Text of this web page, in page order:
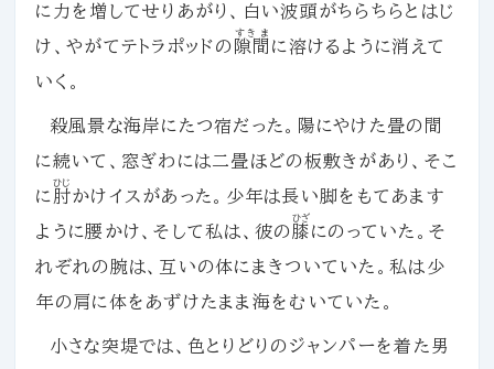
に力を増してせりあがり、白い波頭がちらちらとはじ
け、やがてテトラポッドの 隙間
すきま
に溶けるように消えて
いく。
殺風景な海岸にたつ宿だった。陽にやけた畳の間
に続いて、窓ぎわには二畳ほどの板敷きがあり、そこ
に 肘
ひじ
かけイスがあった。少年は長い脚をもてあます
ように腰かけ、そして私は、彼の膝
ひざ
にのっていた。そ
れぞれの腕は、互いの体にまきついていた。私は少
年の肩に体をあずけたまま海をむいていた。
小さな突堤では、色とりどりのジャンパーを着た男